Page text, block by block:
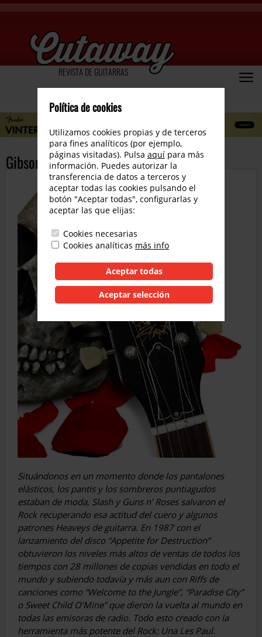
REVISTA DE GUITARRAS
Gibson Les Paul AFD Slash Signature
Situándonos en un momento donde los pantalones
elásticos, los pantis y los sombreros puntiagudos
estaban de moda, Slash y Guns n’ Roses salvaron el
Rock recuperando esa actitud del cuero y algunos
patrones Heaveys de guitarra. En 1987 con el
lanzamiento del disco “Appetite for Destruction”
obtuvieron los niveles más altos de ventas de todos los
tiempos con 28 millones de copias vendidas en todo el
mundo y subiendo todavía y más aun con Riffs de
canciones como “Welcome to the Jungle”, “Paradise City”
o Sweet Child O’Mine” que dieron la vuelta al mundo en
todas las emisoras de radio. Todo esto creado con la
herramienta más potente del Rock: Una Les Paul.
Política de cookies
Utilizamos cookies propias y de terceros
para fines analíticos (por ejemplo,
páginas visitadas). Pulsa aquí para más
información. Puedes autorizar la
transferencia de datos a terceros y
aceptar todas las cookies pulsando el
botón "Aceptar todas", configurarlas y
aceptar las que elijas:
Cookies necesarias
Cookies analíticas más info
Aceptar todas
Aceptar selección